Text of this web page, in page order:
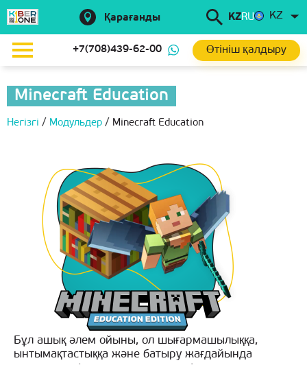
Қарағанды KZRU KZ
+7(708)439-62-00 Өтініш қалдыру
Minecraft Education
Негізгі / Модульдер / Minecraft Education
Бұл ашық әлем ойыны, ол шығармашылыққа,
ынтымақтастыққа және батыру жағдайында